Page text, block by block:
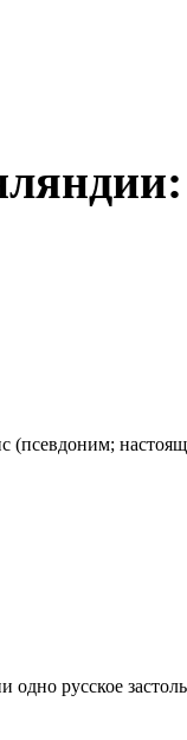
одно русское